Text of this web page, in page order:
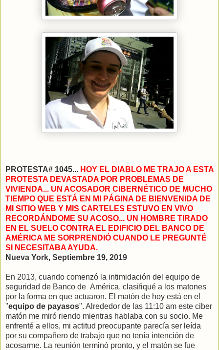
PROTESTA# 1045... HOY EL DIABLO ME TRAJO A ESTA
PROTESTA DEVASTADA POR PROBLEMAS DE
VIVIENDA... UN ACOSADOR CIBERNÉTICO DE MUCHO
TIEMPO QUE ESTÁ EN MI PÁGINA DE BIENVENIDA DE
MI SITIO WEB Y MIS CARTELES ESTUVO EN VIVO
RECORDÁNDOME SU ACOSO... UN HOMBRE TIRADO
EN EL SUELO CONTRA EL EDIFICIO DEL BANCO DE
AMÉRICA ME SORPRENDIÓ CUANDO LE PREGUNTÉ
SI NECESITABA AYUDA.
Nueva York, Septiembre 19, 2019
En 2013, cuando comenzó la intimidación del equipo de
seguridad de Banco de América, clasifiqué a los matones
por la forma en que actuaron. El matón de hoy está en el
"equipo de payasos". Alrededor de las 11:10 am este ciber
matón me miró riendo mientras hablaba con su socio. Me
enfrenté a ellos, mi actitud preocupante parecía ser leída
por su compañero de trabajo que no tenía intención de
acosarme. La reunión terminó pronto, y el matón se fue